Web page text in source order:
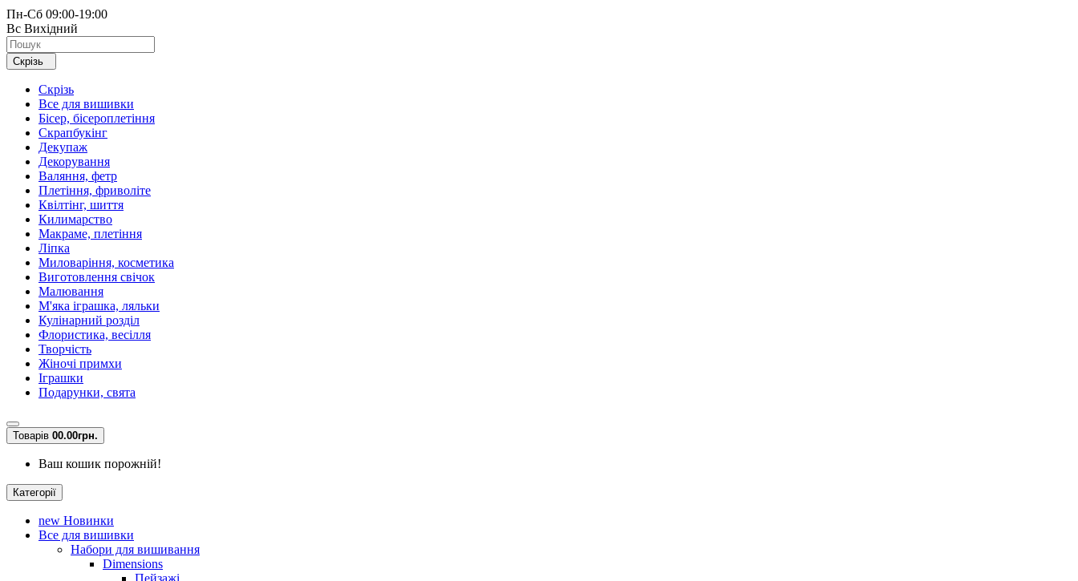
Пн-Сб 09:00-19:00
Вс Вихідний
Скрізь
Скрізь
Все для вишивки
Бісер, бісероплетіння
Скрапбукінг
Декупаж
Декорування
Валяння, фетр
Плетіння, фриволіте
Квілтінг, шиття
Килимарство
Макраме, плетіння
Ліпка
Миловаріння, косметика
Виготовлення свічок
Малювання
М'яка іграшка, ляльки
Кулінарний розділ
Флористика, весілля
Творчість
Жіночі примхи
Іграшки
Подарунки, свята
Товарів 00.00грн.
Ваш кошик порожній!
Категорії
new Новинки
Все для вишивки
Набори для вишивання
Dimensions
Пейзажі